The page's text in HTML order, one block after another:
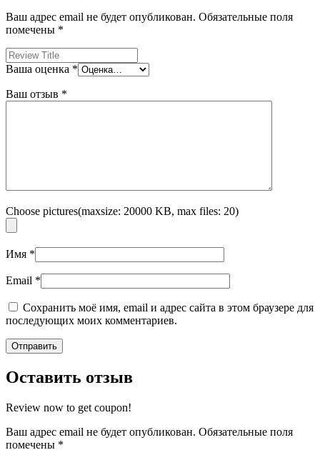
Ваш адрес email не будет опубликован. Обязательные поля
помечены *
Ваша оценка *
Ваш отзыв *
Choose pictures(maxsize: 20000 KB, max files: 20)
Имя *
Email *
Сохранить моё имя, email и адрес сайта в этом браузере для
последующих моих комментариев.
Оставить отзыв
Review now to get coupon!
Ваш адрес email не будет опубликован. Обязательные поля
помечены *